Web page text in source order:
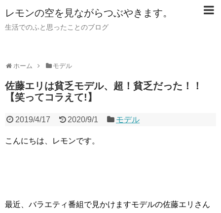
レモンの空を見ながらつぶやきます。
生活でのふと思ったことのブログ
ホーム モデル
佐藤エリは貧乏モデル、超！貧乏だった！！
【笑ってコラえて!】
2019/4/17 2020/9/1 モデル
こんにちは、レモンです。
最近、バラエティ番組で見かけますモデルの佐藤エリさん